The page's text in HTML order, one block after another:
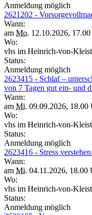
Anmeldung möglich
2621202 -
Wann:
am Mo. 12.10.2026,
Wo:
vhs im Heinrich-von-
Status:
Anmeldung möglich
2623415 - Schlaf –
von 7 Tagen gut ein- und
Wann:
am Mi. 09.09.2026, 18.00
Wo:
vhs im Heinrich-von-
Status:
Anmeldung möglich
2623416 - Stress
Wann:
am Mi. 04.11.2026, 18.00
Wo:
vhs im Heinrich-von-
Status:
Anmeldung möglich